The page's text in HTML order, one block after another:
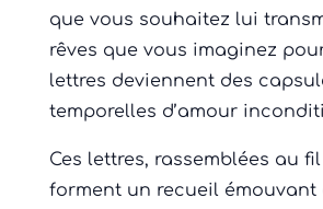
que vous souhaitez lui
rêves que vous imaginez
lettres deviennent des
temporelles d’amour
Ces lettres, rassemblées au
forment un recueil émouvant